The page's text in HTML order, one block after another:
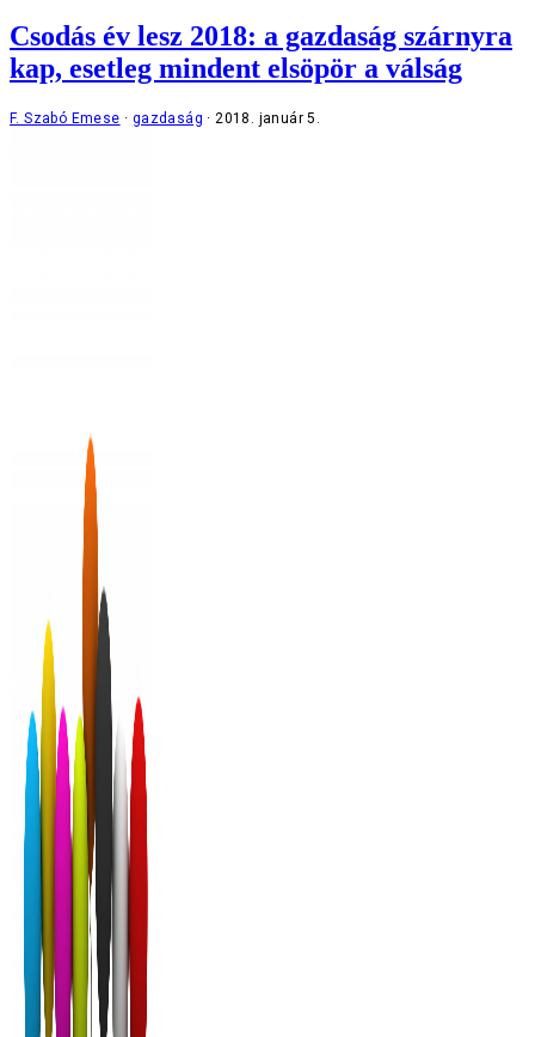
Csodás év lesz 2018: a gazdaság szárnyra
kap, esetleg mindent elsöpör a válság
F. Szabó Emese gazdaság 2018. január 5.